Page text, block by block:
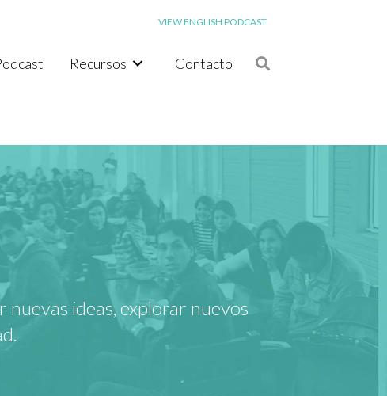
VIEW ENGLISH PODCAST
Recursos Contacto
ideas, explorar nuevos